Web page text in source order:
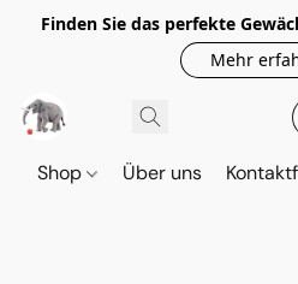
Finden Sie das perfekte
Mehr
Shop Über uns